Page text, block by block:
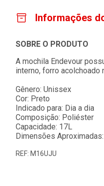
Informações
SOBRE O PRODUTO
A mochila Endevour
interno, forro
Gênero: Unissex
Cor: Preto
Indicado para: Dia a dia
Composição: Poliéster
Capacidade: 17L
Dimensões
REF: M16UJU